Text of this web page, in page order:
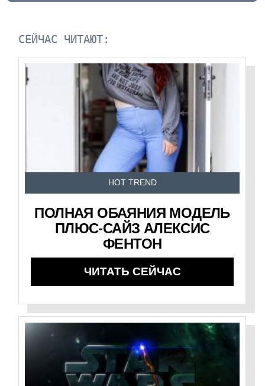
СЕЙЧАС ЧИТАЮТ:
HOT TREND
ПОЛНАЯ ОБАЯНИЯ МОДЕЛЬ
ПЛЮС-САЙЗ АЛЕКСИС
ФЕНТОН
ЧИТАТЬ СЕЙЧАС